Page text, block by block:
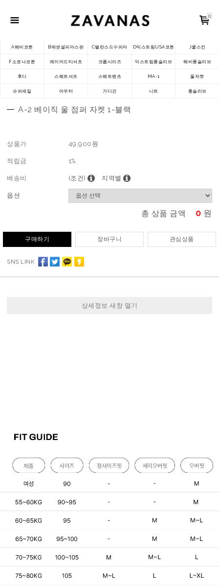
0
A헤비코튼 B에센셜피마스판 C밸런스드수피마 D익스트림USA코튼 J쿨스킨
F소로나코튼 레이어드티셔츠 크롭시리즈 익스트림롱슬리브 헤비롱슬리브
후디 스웨트셔츠 스웨트팬츠 MA-1 울자켓
슈퍼세일 아우터 가디건 니트 롱슬리브
A-2 베이직 울 점퍼 자켓 1-블랙
상품가 49,900 원
적립금 1%
배송비 (조건) 지역별
옵션
총 상품 금액 0 원
구매하기 장바구니 관심상품
SNS LINK
상세정보 새창 열기